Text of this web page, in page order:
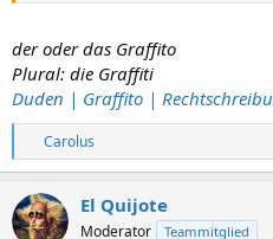
der oder das Graffito
Plural: die Graffiti
Duden | Graffito |
R
e
a
k
t
i
Carolus
El Quijote
Moderator Teammitglied